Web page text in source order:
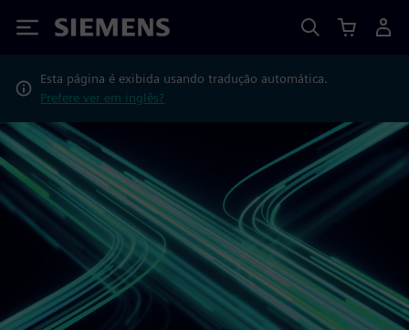
Siemens
Esta página é exibida usando tradução automática.
Prefere ver em inglês?